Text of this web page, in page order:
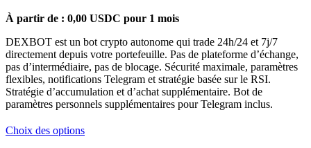
À partir de : 0,00 USDC pour 1 mois
DEXBOT est un bot crypto autonome qui trade 24h/24 et 7j/7
directement depuis votre portefeuille. Pas de plateforme d’échange,
pas d’intermédiaire, pas de blocage. Sécurité maximale, paramètres
flexibles, notifications Telegram et stratégie basée sur le RSI.
Stratégie d’accumulation et d’achat supplémentaire. Bot de
paramètres personnels supplémentaires pour Telegram inclus.
Choix des optionsCe